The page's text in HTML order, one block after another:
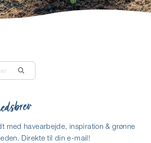
med havearbejde, inspiration & grønne
Direkte til din e-mail!